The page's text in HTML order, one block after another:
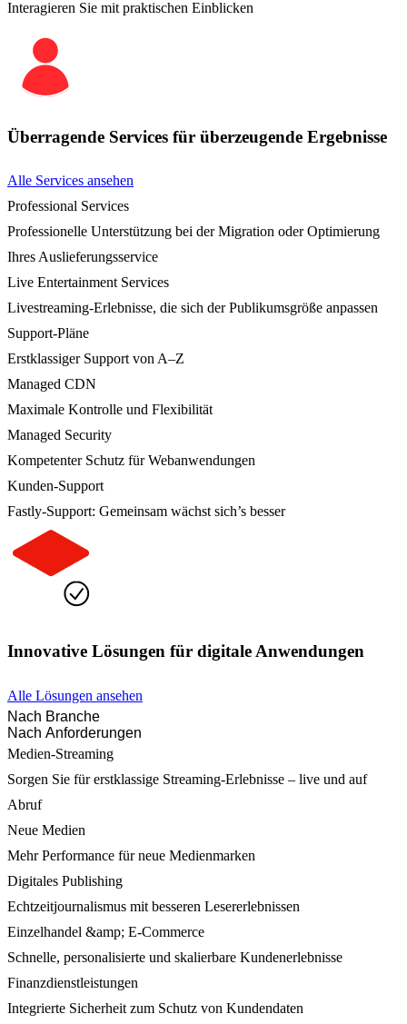
Interagieren Sie mit praktischen Einblicken
Überragende Services für überzeugende Ergebnisse
Alle Services ansehen
Professional Services
Professionelle Unterstützung bei der Migration oder Optimierung
Ihres Auslieferungsservice
Live Entertainment Services
Livestreaming-Erlebnisse, die sich der Publikumsgröße anpassen
Support-Pläne
Erstklassiger Support von A–Z
Managed CDN
Maximale Kontrolle und Flexibilität
Managed Security
Kompetenter Schutz für Webanwendungen
Kunden-Support
Fastly-Support: Gemeinsam wächst sich’s besser
Innovative Lösungen für digitale Anwendungen
Alle Lösungen ansehen
Nach Branche
Nach Anforderungen
Medien-Streaming
Sorgen Sie für erstklassige Streaming-Erlebnisse – live und auf
Abruf
Neue Medien
Mehr Performance für neue Medienmarken
Digitales Publishing
Echtzeitjournalismus mit besseren Lesererlebnissen
Einzelhandel &amp; E-Commerce
Schnelle, personalisierte und skalierbare Kundenerlebnisse
Finanzdienstleistungen
Integrierte Sicherheit zum Schutz von Kundendaten